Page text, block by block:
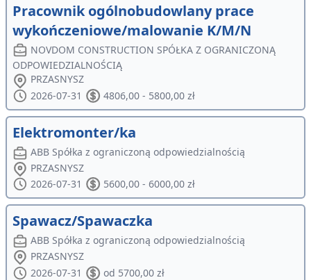
Pracownik ogólnobudowlany prace
wykończeniowe/malowanie K/M/N
NOVDOM CONSTRUCTION SPÓŁKA Z OGRANICZONĄ
ODPOWIEDZIALNOŚCIĄ
PRZASNYSZ
2026-07-31
4806,00 - 5800,00 zł
Elektromonter/ka
ABB Spółka z ograniczoną odpowiedzialnością
PRZASNYSZ
2026-07-31
5600,00 - 6000,00 zł
Spawacz/Spawaczka
ABB Spółka z ograniczoną odpowiedzialnością
PRZASNYSZ
2026-07-31
od 5700,00 zł